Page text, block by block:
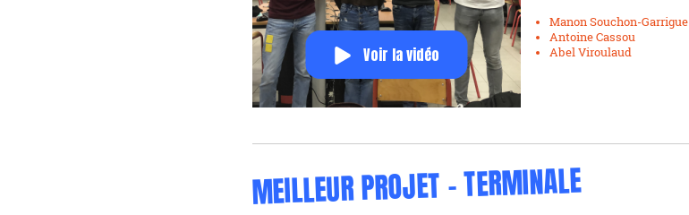
Voir la vidéo
Manon Souchon-Garrigue
Antoine Cassou
Abel Viroulaud
MEILLEUR PROJET - TERMINALE